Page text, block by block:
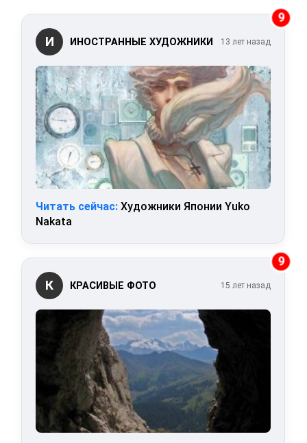
9
И ИНОСТРАННЫЕ ХУДОЖНИКИ 13 лет назад
Читать сейчас: Художники Японии Yuko
Nakata
9
К КРАСИВЫЕ ФОТО 15 лет назад